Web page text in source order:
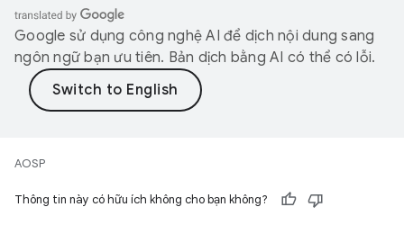
Google sử dụng công nghệ AI để dịch nội dung sang
ngôn ngữ bạn ưu tiên. Bản dịch bằng AI có thể có lỗi.
AOSP
Thông tin này có hữu ích không cho bạn không?